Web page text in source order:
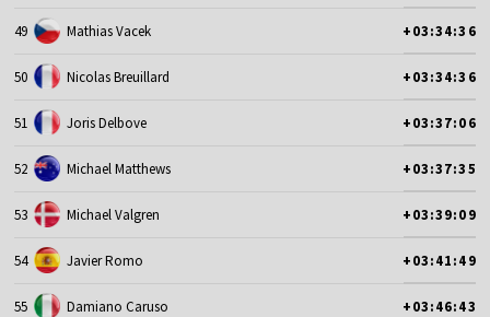
49 Mathias Vacek +03:34:36
50 Nicolas Breuillard +03:34:36
51 Joris Delbove +03:37:06
52 Michael Matthews +03:37:35
53 Michael Valgren +03:39:09
54 Javier Romo +03:41:49
55 Damiano Caruso +03:46:43